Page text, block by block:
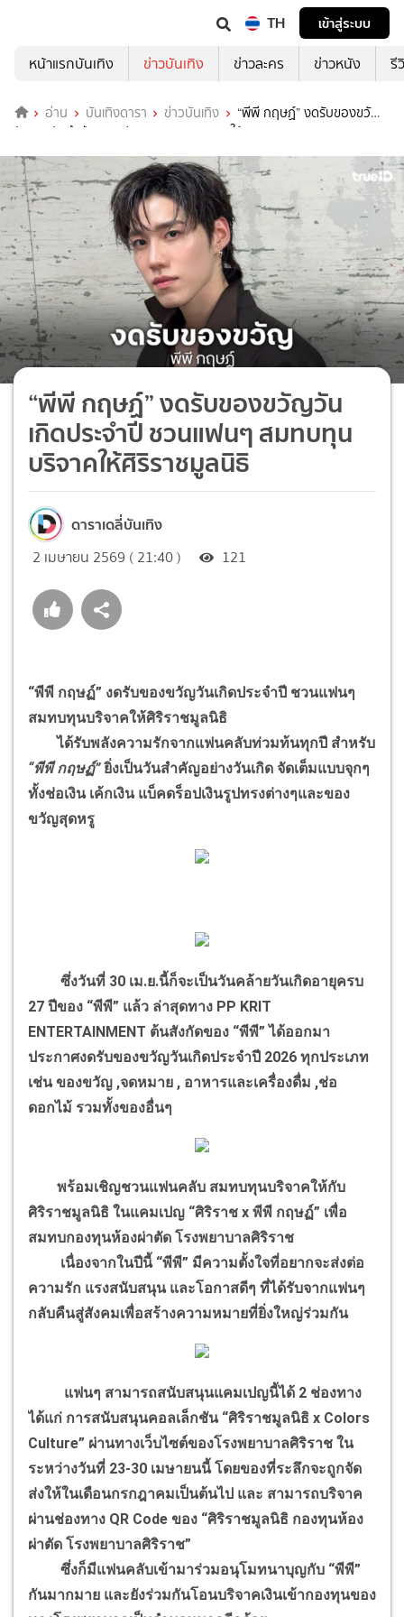
TH
เข้าสู่ระบบ
หน้าแรกบันเทิง
ข่าวบันเทิง ข่าวละคร ข่าวหนัง รี
อ่าน บันเทิงดารา ข่าวบันเทิง
“พีพี กฤษฏ์” งดรับของขวัญ
วันเกิดประจำปี ชวนแฟนๆ สมทบทุนบริจาคให้ศิริราชมูลนิธิ
“พีพี กฤษฏ์” งดรับของขวัญวัน
เกิดประจำปี ชวนแฟนๆ สมทบทุน
บริจาคให้ศิริราชมูลนิธิ
ดาราเดลี่บันเทิง
2 เมษายน 2569 ( 21:40 ) 121
“พีพี กฤษฏ์” งดรับของขวัญวันเกิดประจำปี ชวนแฟนๆ
สมทบทุนบริจาคให้ศิริราชมูลนิธิ
ได้รับพลังความรักจากแฟนคลับท่วมท้นทุกปี สำหรับ
“พีพี กฤษฏ์”ยิ่งเป็นวันสำคัญอย่างวันเกิด จัดเต็มแบบจุกๆ
ทั้งช่อเงิน เค้กเงิน แบ็คดร็อปเงินรูปทรงต่างๆและของ
ขวัญสุดหรู
ซึ่งวันที่ 30 เม.ย.นี้ก็จะเป็นวันคล้ายวันเกิดอายุครบ
27 ปีของ “พีพี” แล้ว ล่าสุดทาง PP KRIT
ENTERTAINMENT ต้นสังกัดของ “พีพี” ได้ออกมา
ประกาศงดรับของขวัญวันเกิดประจำปี 2026 ทุกประเภท
เช่น ของขวัญ ,จดหมาย , อาหารและเครื่องดื่ม ,ช่อ
ดอกไม้ รวมทั้งของอื่นๆ
พร้อมเชิญชวนแฟนคลับ สมทบทุนบริจาคให้กับ
ศิริราชมูลนิธิ ในแคมเปญ “ศิริราช x พีพี กฤษฏ์” เพื่อ
สมทบกองทุนห้องผ่าตัด โรงพยาบาลศิริราช
เนื่องจากในปีนี้ “พีพี” มีความตั้งใจที่อยากจะส่งต่อ
ความรัก แรงสนับสนุน และโอกาสดีๆ ที่ได้รับจากแฟนๆ
กลับคืนสู่สังคมเพื่อสร้างความหมายที่ยิ่งใหญ่ร่วมกัน
แฟนๆ สามารถสนับสนุนแคมเปญนี้ได้ 2 ช่องทาง
ได้แก่ การสนับสนุนคอลเล็กชัน “ศิริราชมูลนิธิ x Colors
Culture” ผ่านทางเว็บไซต์ของโรงพยาบาลศิริราช ใน
ระหว่างวันที่ 23-30 เมษายนนี้ โดยของที่ระลึกจะถูกจัด
ส่งให้ในเดือนกรกฎาคมเป็นต้นไป และ สามารถบริจาค
ผ่านช่องทาง QR Code ของ “ศิริราชมูลนิธิ กองทุนห้อง
ผ่าตัด โรงพยาบาลศิริราช”
ซึ่งก็มีแฟนคลับเข้ามาร่วมอนุโมทนาบุญกับ “พีพี”
กันมากมาย และยังร่วมกันโอนบริจาคเงินเข้ากองทุนของ